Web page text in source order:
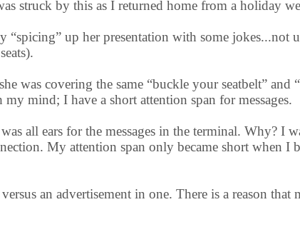
struck by this as I returned home from a holiday
up her presentation with some jokes...not
covering the same “buckle your seatbelt” and
mind; I have a short attention span for messages.
all ears for the messages in the terminal. Why? I
My attention span only became short when I
an advertisement in one. There is a reason